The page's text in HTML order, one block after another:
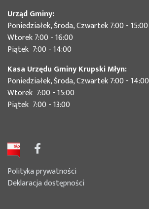
Urząd Gminy:
Poniedziałek, Środa, Czwartek 7:00 - 15:00
Wtorek 7:00 - 16:00
Piątek 7:00 - 14:00
Kasa Urzędu Gminy Krupski Młyn:
Poniedziałek, Środa, Czwartek 7:00 - 14:00
Wtorek 7:00 - 15:00
Piątek 7:00 - 13:00
Polityka prywatności
Deklaracja dostępności